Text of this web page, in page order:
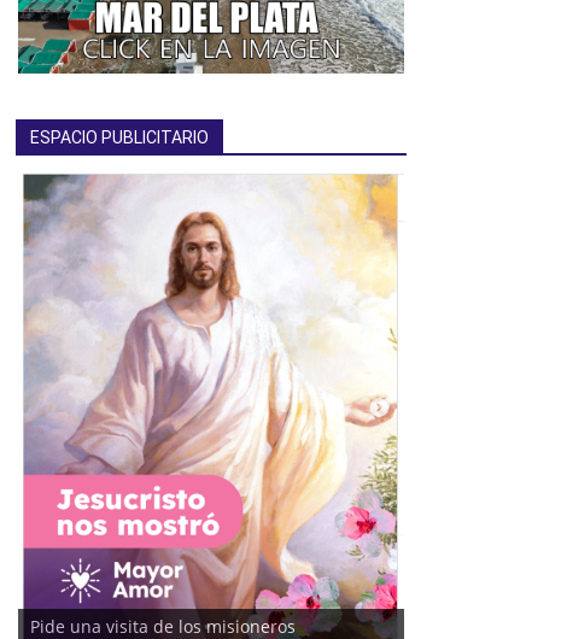
ESPACIO PUBLICITARIO
Pide una visita de los misioneros